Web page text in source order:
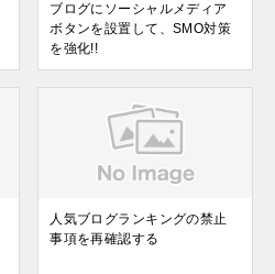
ブログにソーシャルメディア
ボタンを設置して、SMO対策
を強化!!
人気ブログランキングの禁止
事項を再確認する